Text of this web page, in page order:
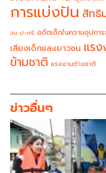
การแบ่งปัน สิทธิ
จบ ป-ตรี อดีตเด็กในความอุปการ
เสียงเด็กและเยาวชน แร
ข้ามชาติ แรงงานต่างชาติ
ข่าวอื่นๆ